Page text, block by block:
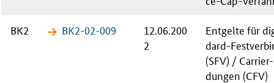
BK2 BK2-02-​009
12.06.200
2
Ent­gel­te für
dard-
(SFV) /
dun­gen (CFV)